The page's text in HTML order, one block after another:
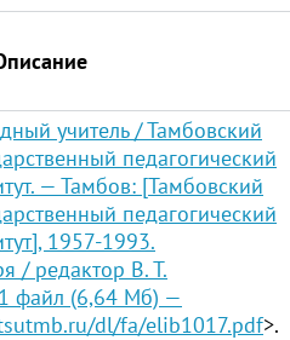
учитель / Тамбовский
педагогический
— Тамбов: [Тамбовский
педагогический
1957-1993.
/ редактор В. Т.
файл (6,64 Мб) —
dl/fa/elib1017.pdf>.